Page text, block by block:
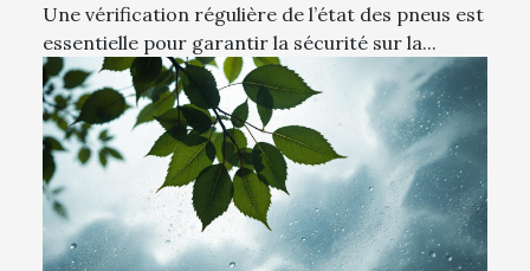
Une vérification régulière de l’état des pneus est
essentielle pour garantir la sécurité sur la...